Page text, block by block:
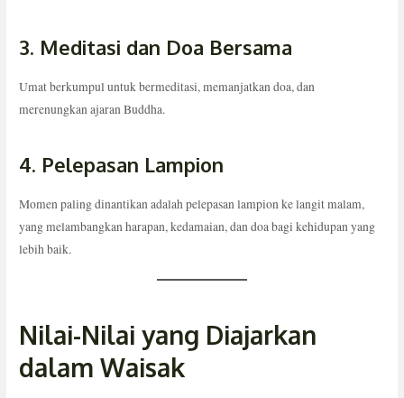
3. Meditasi dan Doa Bersama
Umat berkumpul untuk bermeditasi, memanjatkan doa, dan
merenungkan ajaran Buddha.
4. Pelepasan Lampion
Momen paling dinantikan adalah pelepasan lampion ke langit malam,
yang melambangkan harapan, kedamaian, dan doa bagi kehidupan yang
lebih baik.
Nilai-Nilai yang Diajarkan
dalam Waisak